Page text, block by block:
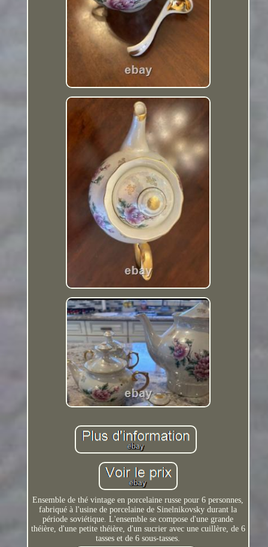
Ensemble de thé vintage en porcelaine russe pour 6 personnes,
fabriqué à l'usine de porcelaine de Sinelnikovsky durant la
période soviétique. L'ensemble se compose d'une grande
théière, d'une petite théière, d'un sucrier avec une cuillère, de 6
tasses et de 6 sous-tasses.